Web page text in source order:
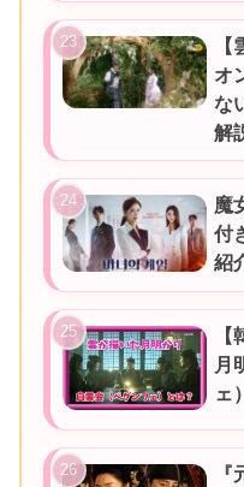
オ
な
解
魔
付
紹
月
ェ